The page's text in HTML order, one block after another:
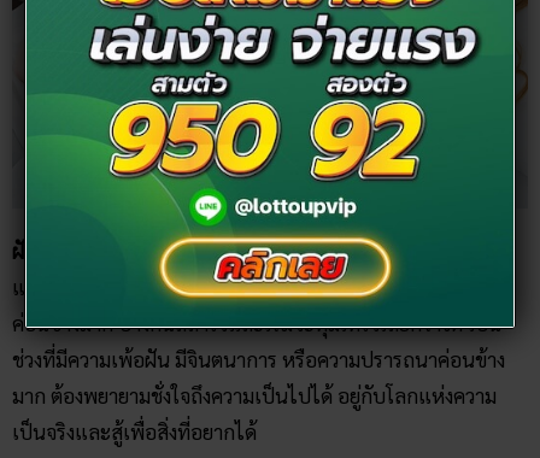
ฝันว่าคนที่ชอบมีแฟนแปลว่าอะไร?
แปลว่าช่วงนี้คุณค่อนข้างคาดหวังกับสิ่ง ๆ หนึ่งหรือคน ๆ หนึ่ง
ค่อนข้างมาก บางคนถลำใจและเริ่มจะทุ่มเทใจเลยก็ว่าได้ เป็น
ช่วงที่มีความเพ้อฝัน มีจินตนาการ หรือความปรารถนาค่อนข้าง
มาก ต้องพยายามชั่งใจถึงความเป็นไปได้ อยู่กับโลกแห่งความ
เป็นจริงและสู้เพื่อสิ่งที่อยากได้